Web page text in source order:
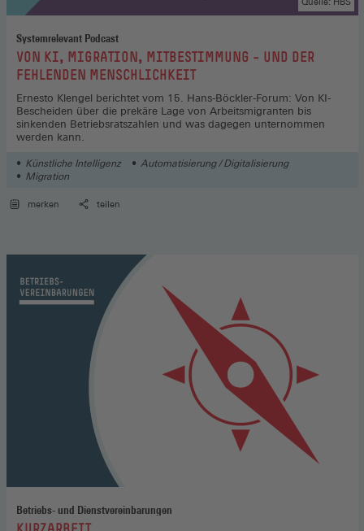
Systemrelevant Podcast
:VON KI, MIGRATION, MITBESTIMMUNG – UND DER
FEHLENDEN MENSCHLICHKEIT
Ernesto Klengel berichtet vom 15. Hans-Böckler-Forum: Von KI-
Bescheiden über die prekäre Lage von Arbeitsmigranten bis
sinkenden Betriebsratszahlen und was dagegen unternommen
werden kann.
Künstliche Intelligenz
Automatisierung / Digitalisierung
Migration
merken teilen
Betriebs- und Dienstvereinbarungen
: